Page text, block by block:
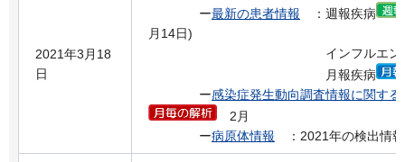
2021年3月18
日
ー最新の患者情報 ：週報疾病
月14日)
インフルエンザの流
月報疾病
ー感染症発生動向調査情報に関す
2月
ー病原体情報 ：2021年の検出情報